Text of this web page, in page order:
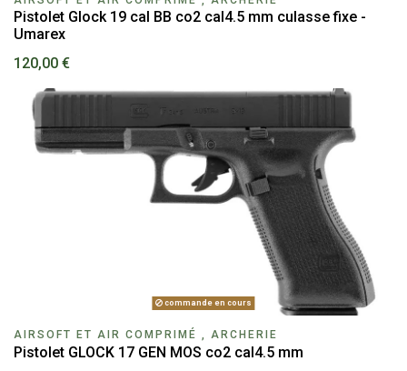
Pistolet Glock 19 cal BB co2 cal4.5 mm culasse fixe -
Umarex
120,00 €
commande en cours
AIRSOFT ET AIR COMPRIMÉ , ARCHERIE
Pistolet GLOCK 17 GEN MOS co2 cal4.5 mm